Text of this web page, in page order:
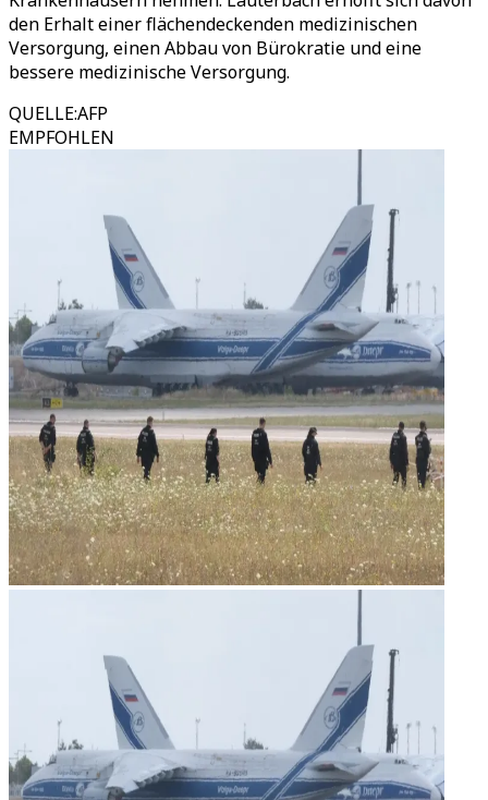
den Erhalt einer flächendeckenden medizinischen
Versorgung, einen Abbau von Bürokratie und eine
bessere medizinische Versorgung.
QUELLE:AFP
EMPFOHLEN